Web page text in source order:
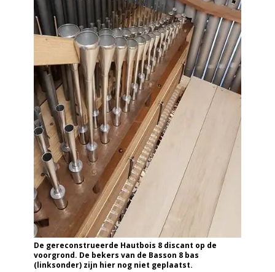
De gereconstrueerde Hautbois 8 discant op de
voorgrond. De bekers van de Basson 8 bas
(linksonder) zijn hier nog niet geplaatst.